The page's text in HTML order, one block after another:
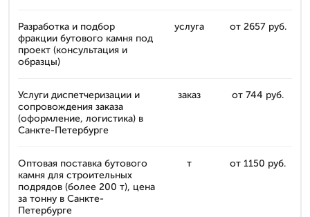
Разработка и подбор
фракции бутового камня под
проект (консультация и
образцы)
услуга от 2657 руб.
Услуги диспетчеризации и
сопровождения заказа
(оформление, логистика) в
Санкте-Петербурге
заказ от 744 руб.
Оптовая поставка бутового
камня для строительных
подрядов (более 200 т), цена
за тонну в Санкте-
Петербурге
т от 1150 руб.